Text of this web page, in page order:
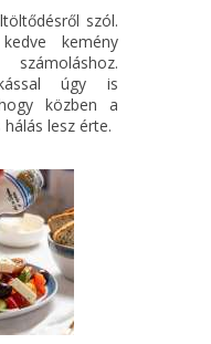
a regény
gazdagítja a
különlegessége,
a különleges színpadi
játékának
minden korosztály
engedélyével
szól.
kemény
úgy is
közben a
lesz érte.